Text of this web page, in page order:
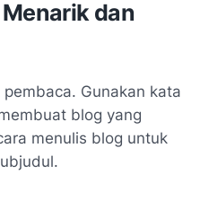
dan
Gunakan kata
blog yang
menulis blog untuk